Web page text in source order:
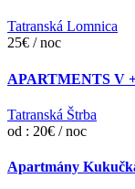
Tatranská Lomnica
25€ / noc
APARTMENTS V
Tatranská Štrba
od : 20€ / noc
Apartmány